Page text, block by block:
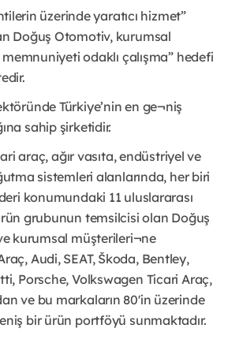
üzerinde yaratıcı hizmet”
Doğuş Otomotiv, kurumsal
odaklı çalışma” hedefi
Türkiye’nin en ge¬niş
sahip şirketidir.
araç, ağır vasıta, endüstriyel ve
sistemleri alanlarında, her biri
konumundaki 11 uluslararası
grubunun temsilcisi olan Doğuş
kurumsal müşterileri¬ne
Audi, SEAT, Škoda, Bentley,
Porsche, Volkswagen Ticari Araç,
ve bu markaların 80'in üzerinde
bir ürün portföyü sunmaktadır.